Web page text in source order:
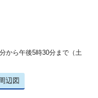
から午後5時30分まで（土
辺図